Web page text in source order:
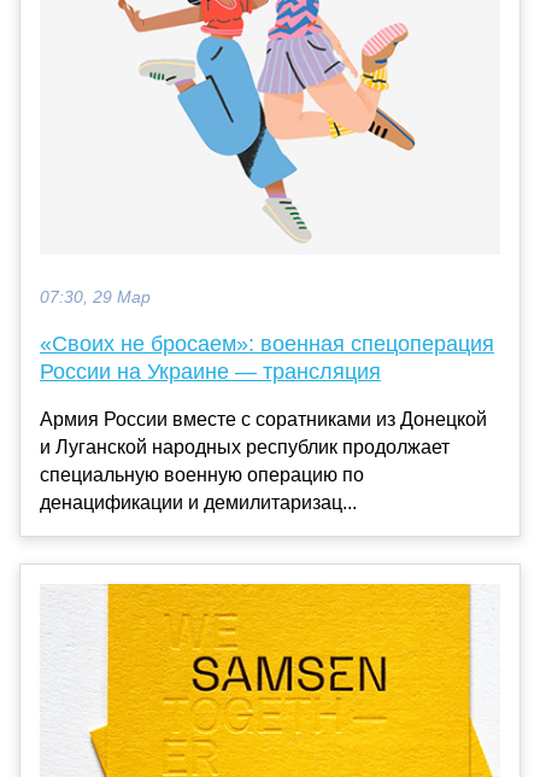
07:30, 29 Мар
«Своих не бросаем»: военная спецоперация
России на Украине — трансляция
Армия России вместе с соратниками из Донецкой
и Луганской народных республик продолжает
специальную военную операцию по
денацификации и демилитаризац...